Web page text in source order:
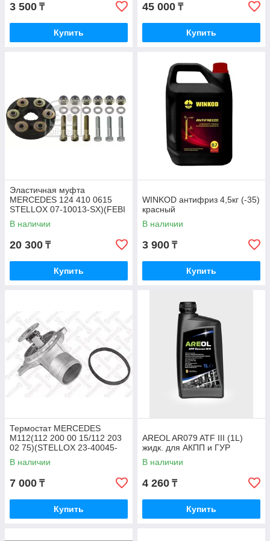
3 500 ₸
Купить
45 000 ₸
Купить
Эластичная муфта
MERCEDES 124 410 0615
STELLOX 07-10013-SX)(FEBI
1975)
В наличии
20 300 ₸
Купить
WINKOD антифриз 4,5кг (-35)
красный
В наличии
3 900 ₸
Купить
Термостат MERCEDES
M112(112 200 00 15/112 203
02 75)(STELLOX 23-40045-
SX)
В наличии
7 000 ₸
Купить
AREOL AR079 ATF III (1L)
жидк. для АКПП и ГУР
В наличии
4 260 ₸
Купить